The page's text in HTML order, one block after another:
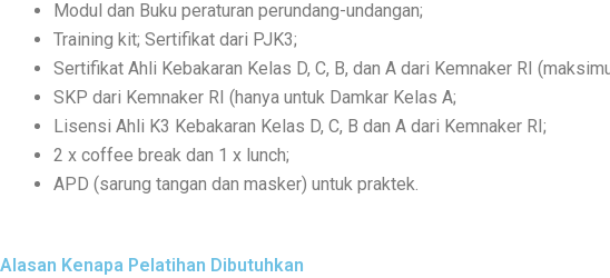
Modul dan Buku peraturan perundang-undangan;
Training kit; Sertifikat dari PJK3;
Sertifikat Ahli Kebakaran Kelas D, C, B, dan A dari Kemnaker RI
SKP dari Kemnaker RI (hanya untuk Damkar Kelas A;
Lisensi Ahli K3 Kebakaran Kelas D, C, B dan A dari Kemnaker RI;
2 x coffee break dan 1 x lunch;
APD (sarung tangan dan masker) untuk praktek.
Alasan Kenapa Pelatihan Dibutuhkan